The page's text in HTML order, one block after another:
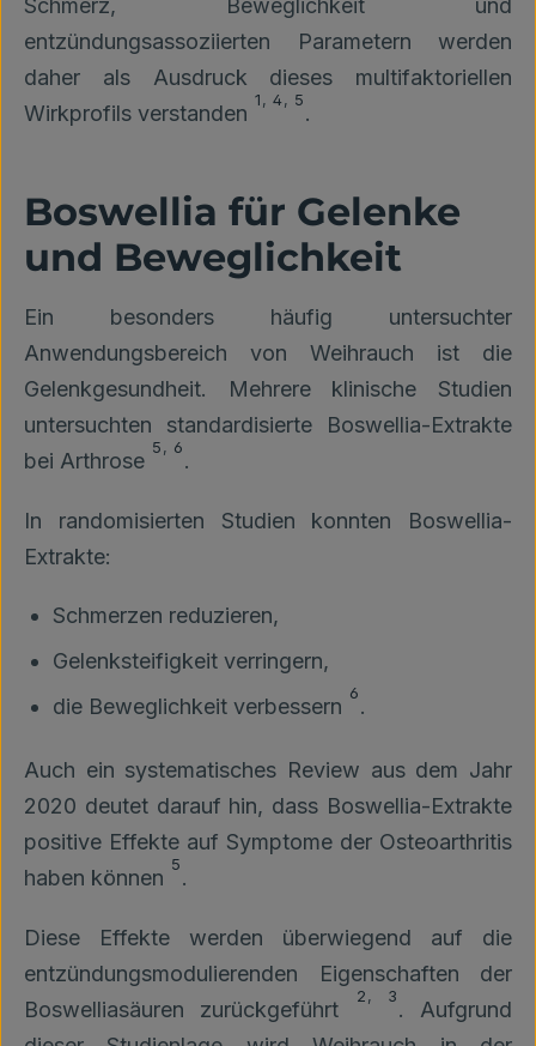
Schmerz, Beweglichkeit und
entzündungsassoziierten Parametern werden
daher als Ausdruck dieses multifaktoriellen
Wirkprofils verstanden
1, 4, 5
.
Boswellia für Gelenke
und Beweglichkeit
Ein besonders häufig untersuchter
Anwendungsbereich von Weihrauch ist die
Gelenkgesundheit. Mehrere klinische Studien
untersuchten standardisierte Boswellia-Extrakte
bei Arthrose
5, 6
.
In randomisierten Studien konnten Boswellia-
Extrakte:
Schmerzen reduzieren,
Gelenksteifigkeit verringern,
die Beweglichkeit verbessern
6
.
Auch ein systematisches Review aus dem Jahr
2020 deutet darauf hin, dass Boswellia-Extrakte
positive Effekte auf Symptome der Osteoarthritis
haben können
5
.
Diese Effekte werden überwiegend auf die
entzündungsmodulierenden Eigenschaften der
Boswelliasäuren zurückgeführt
2, 3
. Aufgrund